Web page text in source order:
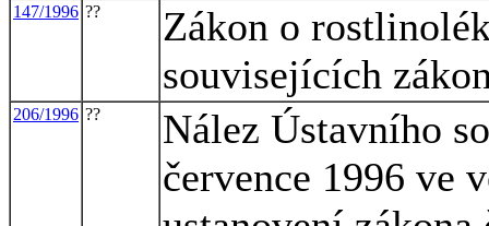
147/1996 ??
Zákon o
souvisejících
206/1996 ??
Nález Ústavního
července 1996 ve